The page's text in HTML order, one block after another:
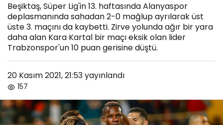
Beşiktaş, Süper Lig'in 13. haftasında Alanyaspor
deplasmanında sahadan 2-0 mağlup ayrılarak üst
üste 3. maçını da kaybetti. Zirve yolunda ağır bir yara
daha alan Kara Kartal bir maçı eksik olan lider
Trabzonspor'un 10 puan gerisine düştü.
20 Kasım 2021, 21:53yayınlandı
157